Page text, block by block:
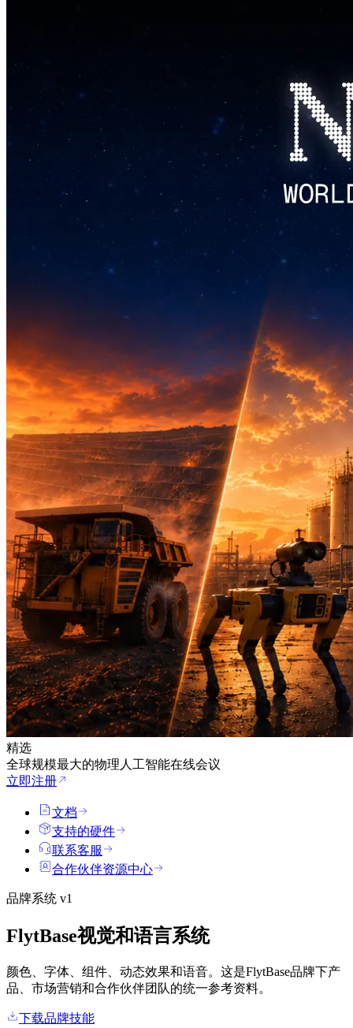
精选
全球规模最大的物理人工智能在线会议
立即注册
文档
支持的硬件
联系客服
合作伙伴资源中心
品牌系统 v1
FlytBase视觉和语言系统
颜色、字体、组件、动态效果和语音。这是FlytBase品牌下产
品、市场营销和合作伙伴团队的统一参考资料。
下载品牌技能